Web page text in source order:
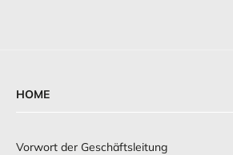
HOME
Vorwort der Geschäftsleitung